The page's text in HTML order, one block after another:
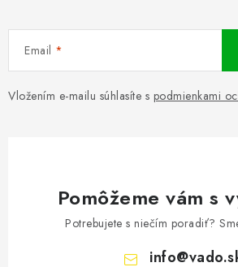
Email
Vložením e-mailu súhlasíte s podmienkami
Pomôžeme vám s
Potrebujete s niečím poradiť?
info@